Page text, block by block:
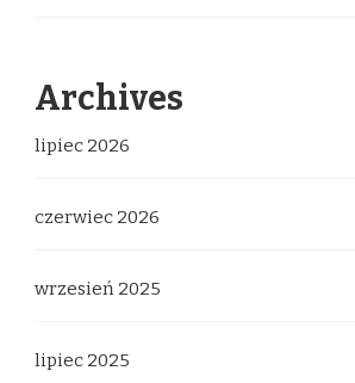
Archives
lipiec 2026
czerwiec 2026
wrzesień 2025
lipiec 2025